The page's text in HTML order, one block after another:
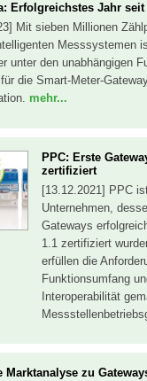
Erfolgreichstes Jahr
Mit sieben Millionen
Messsystemen
unter den unabhängigen
die Smart-Meter-
mehr...
PPC: Erste
zertifiziert
[13.12.2021] PPC
Unternehmen,
Gateways
1.1 zertifiziert
erfüllen die
Funktionsumfang
Interoperabilität
Marktanalyse zu